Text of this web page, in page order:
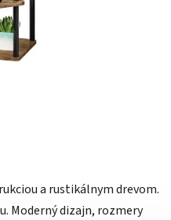
a rustikálnym drevom.
Moderný dizajn, rozmery